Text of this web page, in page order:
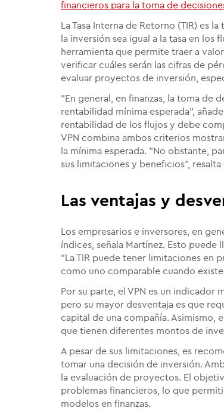
financieros para la toma de
La Tasa Interna de Retorno (TIR) es
la inversión sea igual a la tasa en los
herramienta que permite traer a
verificar cuáles serán las cifras de
evaluar proyectos de inversión,
"En general, en finanzas, la toma de
rentabilidad mínima esperada",
rentabilidad de los flujos y debe
VPN combina ambos criterios
la mínima esperada. "No obstante,
sus limitaciones y beneficios", resalta
Las ventajas y
Los empresarios e inversores, en
índices, señala Martínez. Esto
"La TIR puede tener limitaciones en
como uno comparable cuando
Por su parte, el VPN es un indicador
pero su mayor desventaja es que
capital de una compañía. Asimismo,
que tienen diferentes montos de
A pesar de sus limitaciones, es
tomar una decisión de inversión.
la evaluación de proyectos. El
problemas financieros, lo que
modelos en finanzas.